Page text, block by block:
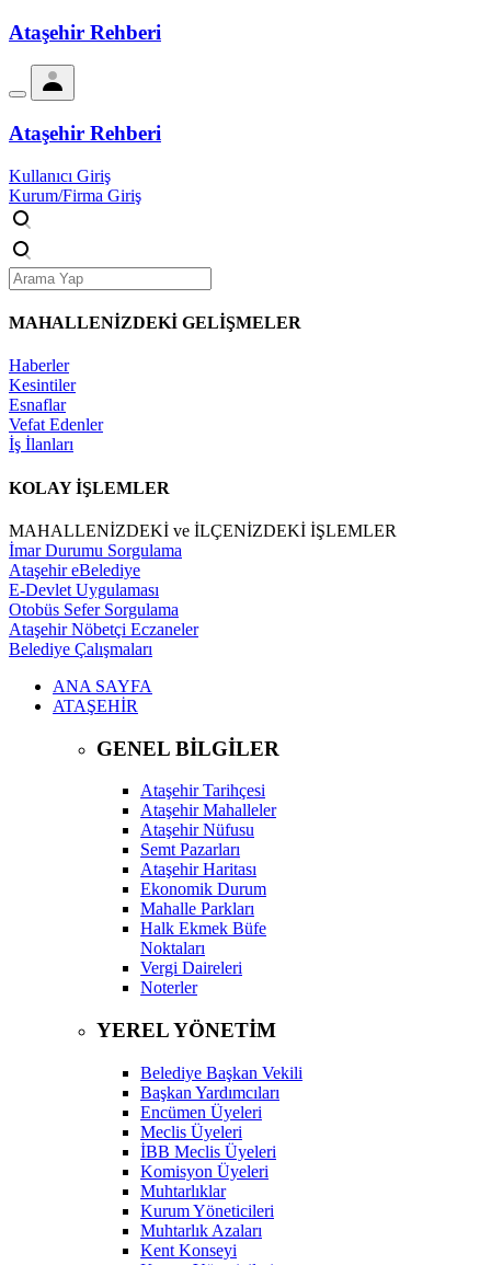
Ataşehir Rehberi
Ataşehir Rehberi
Kullanıcı Giriş
Kurum/Firma Giriş
MAHALLENİZDEKİ GELİŞMELER
Haberler
Kesintiler
Esnaflar
Vefat Edenler
İş İlanları
KOLAY İŞLEMLER
MAHALLENİZDEKİ ve İLÇENİZDEKİ İŞLEMLER
İmar Durumu Sorgulama
Ataşehir eBelediye
E-Devlet Uygulaması
Otobüs Sefer Sorgulama
Ataşehir Nöbetçi Eczaneler
Belediye Çalışmaları
ANA SAYFA
ATAŞEHİR
GENEL BİLGİLER
Ataşehir Tarihçesi
Ataşehir Mahalleler
Ataşehir Nüfusu
Semt Pazarları
Ataşehir Haritası
Ekonomik Durum
Mahalle Parkları
Halk Ekmek Büfe
Noktaları
Vergi Daireleri
Noterler
YEREL YÖNETİM
Belediye Başkan Vekili
Başkan Yardımcıları
Encümen Üyeleri
Meclis Üyeleri
İBB Meclis Üyeleri
Komisyon Üyeleri
Muhtarlıklar
Kurum Yöneticileri
Muhtarlık Azaları
Kent Konseyi